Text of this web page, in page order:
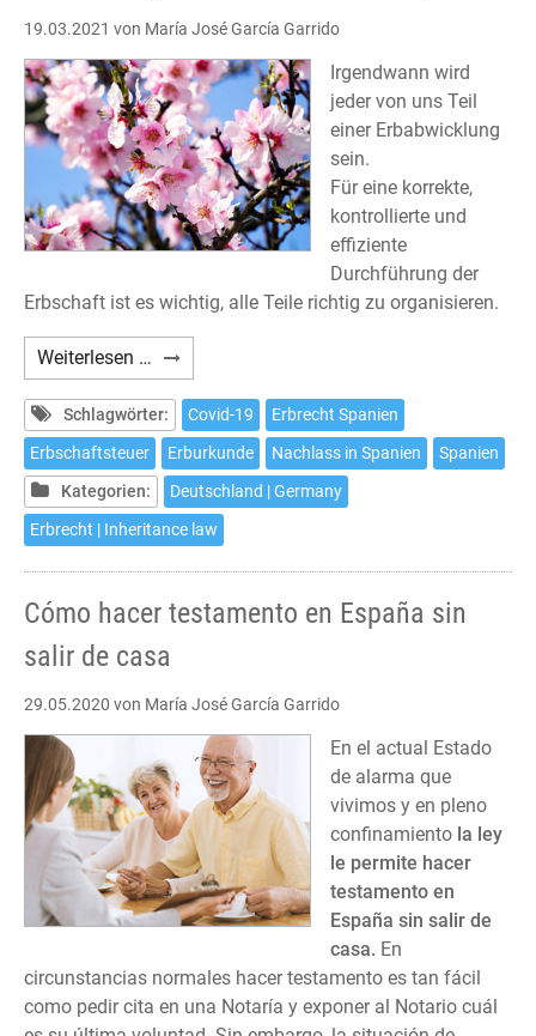
19.03.2021 von María José García Garrido
Irgendwann wird
jeder von uns Teil
einer Erbabwicklung
sein.
Für eine korrekte,
kontrollierte und
effiziente
Durchführung der
Erbschaft ist es wichtig, alle Teile richtig zu organisieren.
Weiterlesen … Abwicklungen
für
Erbschaften
in
Spanien
Schlagwörter: Covid-19
Erbrecht Spanien
Erbschaftsteuer
Erburkunde Nachlass in Spanien
Spanien
Kategorien:
Deutschland | Germany
Erbrecht | Inheritance law
Cómo hacer testamento en España sin
salir de casa
29.05.2020 von María José García Garrido
En el actual Estado
de alarma que
vivimos y en pleno
confinamiento la ley
le permite hacer
testamento en
España sin salir de
casa. En
circunstancias normales hacer testamento es tan fácil
como pedir cita en una Notaría y exponer al Notario cuál